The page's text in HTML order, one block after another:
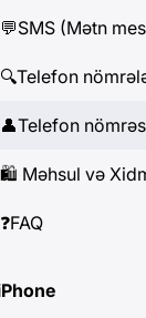
💬SMS (Mətn
🔍Telefon
👤Telefon
🛍 Məhsul və
❓FAQ